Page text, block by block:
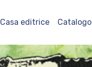
Casa editrice Catalogo